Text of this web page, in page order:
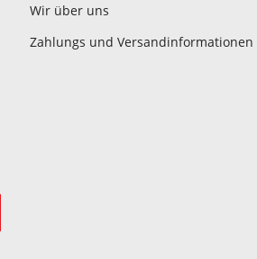
Wir über uns
Zahlungs und Versandinformationen